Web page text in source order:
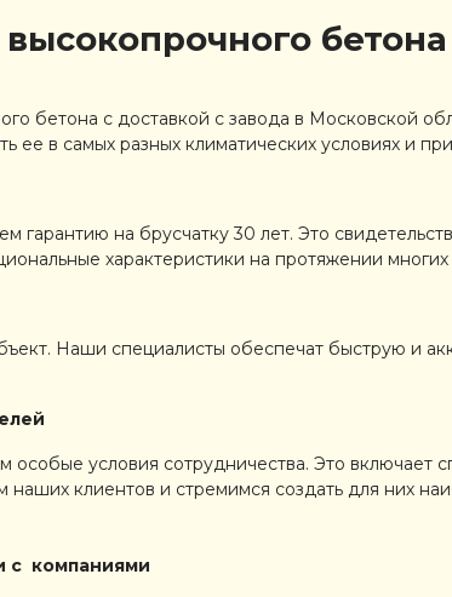
бетона с доставкой с завода в Московской
ее в самых разных климатических условиях и
на брусчатку 30 лет. Это
характеристики на протяжении многих
Наши специалисты обеспечат быструю и
условия сотрудничества. Это включает
клиентов и стремимся создать для них
с компаниями